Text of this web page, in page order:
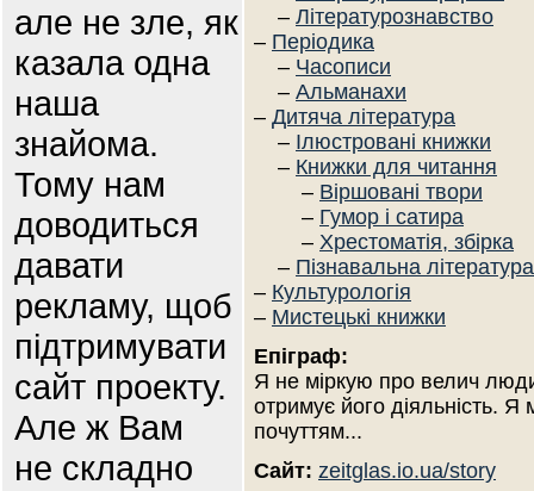
але не зле, як
казала одна
наша
знайома.
Тому нам
доводиться
давати
рекламу, щоб
підтримувати
сайт проекту.
Але ж Вам
не складно
– Літературознавство
– Періодика
– Часописи
– Альманахи
– Дитяча література
– Ілюстровані книжки
– Книжки для читання
– Віршовані твори
– Гумор і сатира
– Хрестоматія, збірка
– Пізнавальна література
– Культурологія
– Мистецькі книжки
Епіграф:
Я не міркую про велич
отримує його діяльність. Я
почуттям...
Сайт: zeitglas.io.ua/story